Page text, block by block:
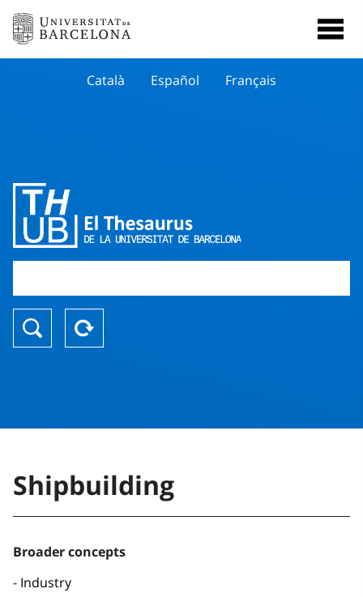
Català Español Français
Shipbuilding
Broader concepts
Industry